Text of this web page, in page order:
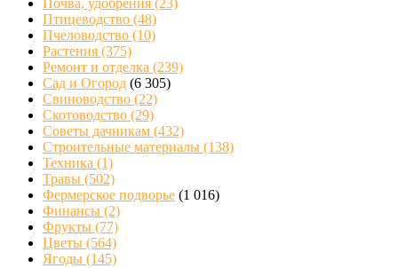
Почва, удобрения (23)
Птицеводство (48)
Пчеловодство (10)
Растения (375)
Ремонт и отделка (239)
Сад и Огород (6 305)
Свиноводство (22)
Скотоводство (29)
Советы дачникам (432)
Строительные материалы (138)
Техника (1)
Травы (502)
Фермерское подворье (1 016)
Финансы (2)
Фрукты (77)
Цветы (564)
Ягоды (145)